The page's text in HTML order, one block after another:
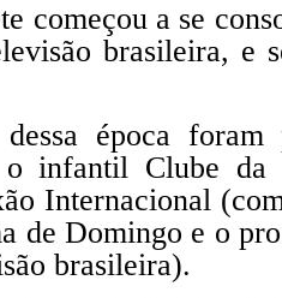
começou a se
brasileira, e
dessa época
o infantil Clube
Internacional
de Domingo e o
brasileira).